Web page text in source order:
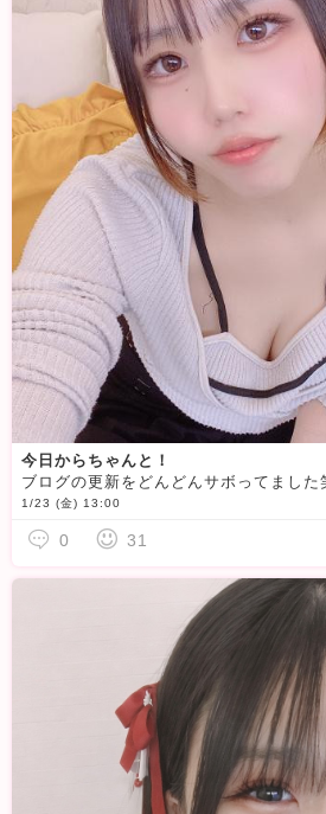
今日からちゃんと！
1/23 (金) 13:00
0 31